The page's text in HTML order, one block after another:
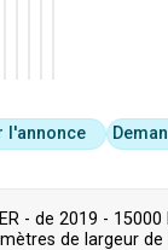
- de 2019 -
de largeur
l'annonce